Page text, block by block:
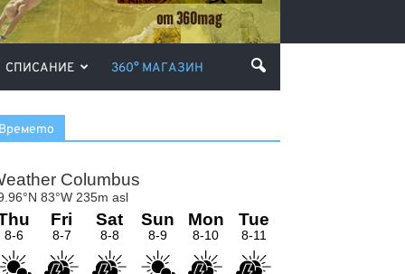
СПИСАНИЕ 360° МАГАЗИН